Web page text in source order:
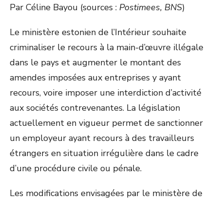
Par Céline Bayou (sources : Postimees, BNS)
Le ministère estonien de l’Intérieur souhaite
criminaliser le recours à la main-d’œuvre illégale
dans le pays et augmenter le montant des
amendes imposées aux entreprises y ayant
recours, voire imposer une interdiction d’activité
aux sociétés contrevenantes. La législation
actuellement en vigueur permet de sanctionner
un employeur ayant recours à des travailleurs
étrangers en situation irrégulière dans le cadre
d’une procédure civile ou pénale.
Les modifications envisagées par le ministère de